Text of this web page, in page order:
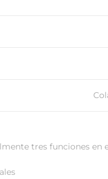
tres funciones en